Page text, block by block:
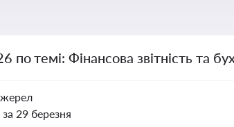
по темі: Фінансова звітність та
за 29 березня